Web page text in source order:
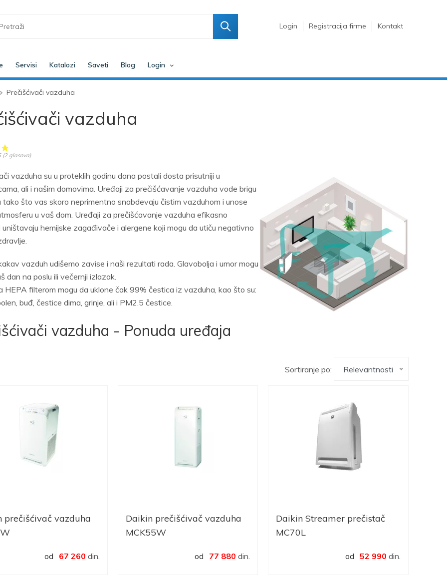
Login Registracija firme Kontakt
Servisi Katalozi Saveti Blog Login
Prečišćivači vazduha
vazduha
(2 glasova)
vazduha su u proteklih godinu dana postali dosta prisutniji u
ali i našim domovima. Uređaji za prečišćavanje vazduha vode brigu
tako što vas skoro neprimentno snabdevaju čistim vazduhom i unose
u vaš dom. Uređaji za prečišćavanje vazduha efikasno
uništavaju hemijske zagađivače i alergene koji mogu da utiču negativno
vazduh udišemo zavise i naši rezultati rada. Glavobolja i umor mogu
dan na poslu ili večernji izlazak.
HEPA filterom mogu da uklone čak 99% čestica iz vazduha, kao što su:
buđ, čestice dima, grinje, ali i PM2.5 čestice.
vazduha - Ponuda uređaja
Sortiranje po: Relevantnosti
prečišćivač vazduha
od 67 260 din.
Daikin prečišćivač vazduha
MCK55W
od 77 880 din.
Daikin Streamer prečistač
MC70L
od 52 990 din.